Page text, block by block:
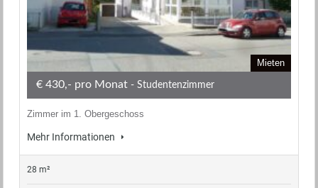
Mieten
€ 430,- pro Monat - Studentenzimmer
Zimmer im 1. Obergeschoss
Mehr Informationen
28 m²